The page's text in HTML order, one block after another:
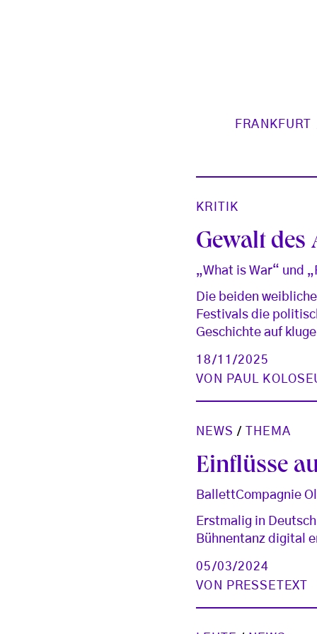
FRANKFURT
KRITIK
Gewalt des
„What is War“ und
Die beiden
Festivals die
Geschichte auf
18/11/2025
VON
PAUL
NEWS / THEMA
Einflüsse
BallettCompagnie
Erstmalig in
Bühnentanz digital
05/03/2024
VON
PRESSETEXT